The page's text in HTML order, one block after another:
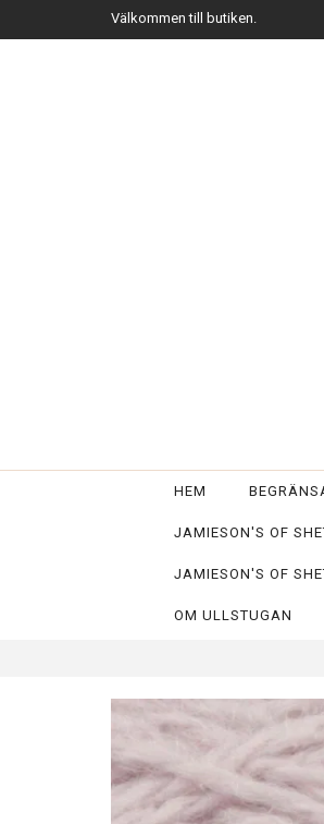
Välkommen till butiken.
HEM
JAMIESON'S OF
JAMIESON'S OF
OM ULLSTUGAN